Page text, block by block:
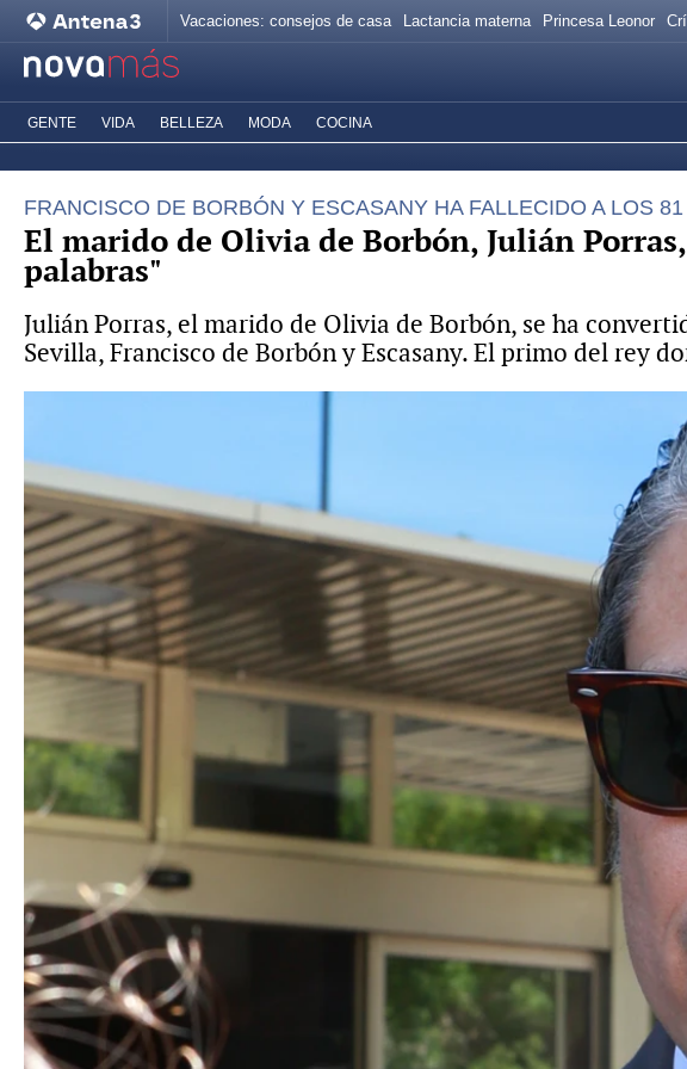
Vacaciones: consejos de casa Lactancia materna Princesa Leonor
GENTE VIDA BELLEZA MODA COCINA
FRANCISCO DE BORBÓN Y ESCASANY HA FALLECIDO A LOS
El marido de Olivia de Borbón, Julián
palabras"
Julián Porras, el marido de Olivia de Borbón, se ha
Sevilla, Francisco de Borbón y Escasany. El primo del rey